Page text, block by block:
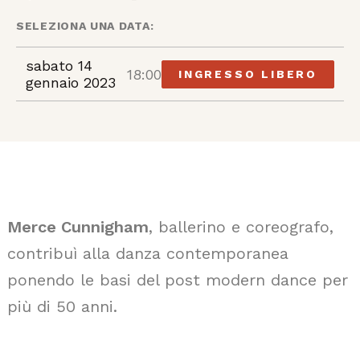
SELEZIONA UNA DATA:
sabato 14
gennaio 2023
18:00 INGRESSO LIBERO
Merce Cunnigham, ballerino e coreografo,
contribuì alla danza contemporanea
ponendo le basi del post modern dance per
più di 50 anni.